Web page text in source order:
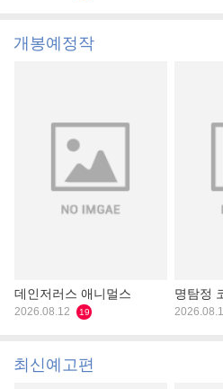
개봉예정작
데인저러스 애니멀스
2026.08.12 19
명탐정
천사
최신예고편